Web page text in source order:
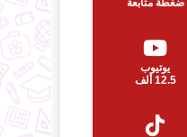
يوتيوب
12.5 ألف